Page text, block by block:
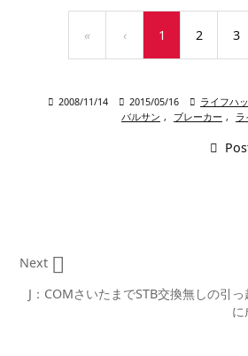
« ‹ 1 2 3
 2008/11/14  2015/05/16  ライフハ
バルサン , ブレーカー , ラ

J：COMさいたまでSTB交換無しの引っ
に

Next